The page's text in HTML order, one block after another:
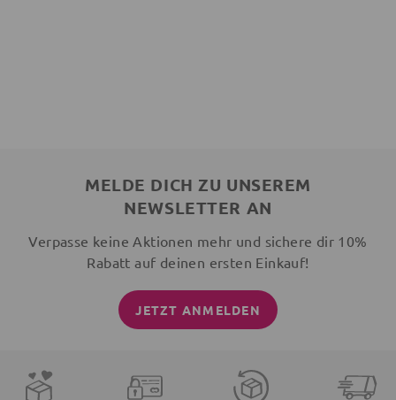
MELDE DICH ZU UNSEREM
NEWSLETTER AN
Verpasse keine Aktionen mehr und sichere dir 10%
Rabatt auf deinen ersten Einkauf!
JETZT ANMELDEN